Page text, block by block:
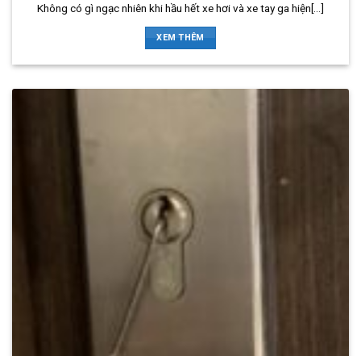
Không có gì ngạc nhiên khi hầu hết xe hơi và xe tay ga hiện[...]
XEM THÊM